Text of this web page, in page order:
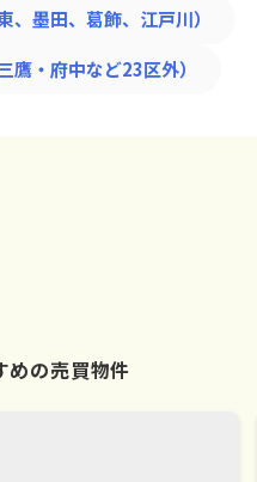
墨田、葛飾、江戸川）
鷹・府中など23区外）
めの売買物件